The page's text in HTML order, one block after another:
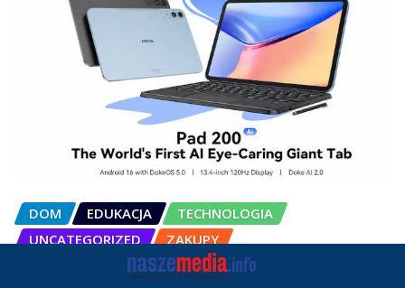
DOM EDUKACJA
TECHNOLOGIA
UNCATEGORIZED
ZAKUPY
OSCAL Pad 200 alternatywą dla